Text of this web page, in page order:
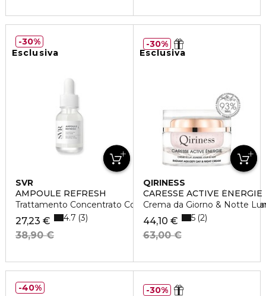
Esclusiva
SVR
AMPOULE REFRESH
Trattamento Concentrato Contorno Occhi Ad Azione
27,23 €
38,90 €
4.7 3
30%
Esclusiva
QIRINESS
CARESSE ACTIVE ÉNERGIE
Crema da Giorno & Notte
44,10 €
63,00 €
5 2
30%
40% 30%